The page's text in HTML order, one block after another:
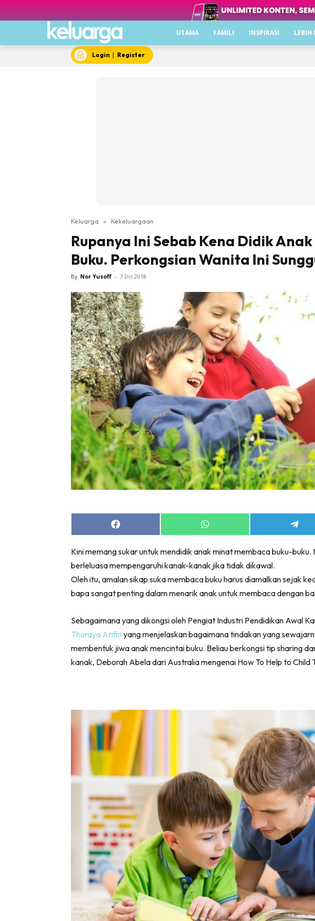
UTAMA FAMILI INSPIRASI LEBIH
Login | Register
Keluarga » Kekeluargaan
Rupanya Ini Sebab Kena Didik
Buku. Perkongsian Wanita Ini
By Nor Yusoff - 7 Dis 2018
Share
on
Share
on
Share
on
Kini memang sukar untuk mendidik anak minat membaca buku-
berleluasa mempengaruhi kanak-kanak jika tidak dikawal.
Oleh itu, amalan sikap suka membaca buku harus diamalkan sejak
bapa sangat penting dalam menarik anak untuk membaca dengan
Sebagaimana yang dikongsi oleh Pengiat Industri Pendidikan Awal
Thoraya Arifin yang menjelaskan bagaimana tindakan yang
membentuk jiwa anak mencintai buku. Beliau berkongsi tip sharing
kanak, Deborah Abela dari Australia mengenai How To Help to Child